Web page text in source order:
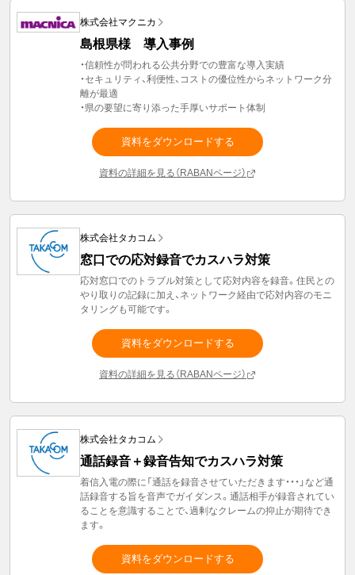
株式会社マクニカ
島根県様 導入事例
・信頼性が問われる公共分野での豊富な導入実績
・セキュリティ、利便性、コストの優位性からネットワーク分
離が最適
・県の要望に寄り添った手厚いサポート体制
資料をダウンロードする
資料の詳細を見る（RABANページ）
株式会社タカコム
窓口での応対録音でカスハラ対策
応対窓口でのトラブル対策として応対内容を録音。住民との
やり取りの記録に加え、ネットワーク経由で応対内容のモニ
タリングも可能です。
資料をダウンロードする
資料の詳細を見る（RABANページ）
株式会社タカコム
通話録音＋録音告知でカスハラ対策
着信入電の際に「通話を録音させていただきます・・・」など通
話録音する旨を音声でガイダンス。通話相手が録音されてい
ることを意識することで、過剰なクレームの抑止が期待でき
ます。
資料をダウンロードする